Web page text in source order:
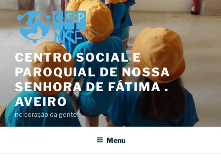
Saltar
o
conteúdo
CENTRO SOCIAL E
PAROQUIAL DE NOSSA
SENHORA DE FÁTIMA .
AVEIRO
no coração da gente
Menu